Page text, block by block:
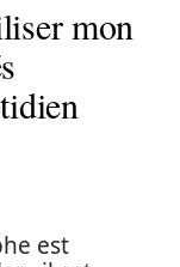
mon
est